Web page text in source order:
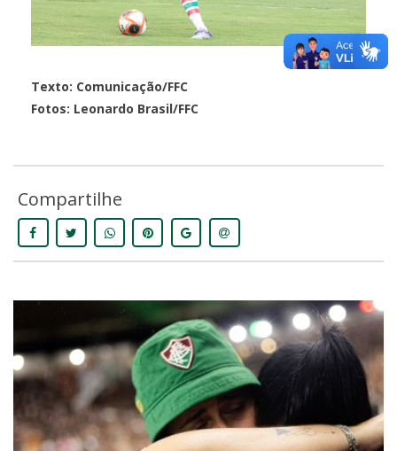
Texto: Comunicação/FFC
Fotos: Leonardo Brasil/FFC
Compartilhe